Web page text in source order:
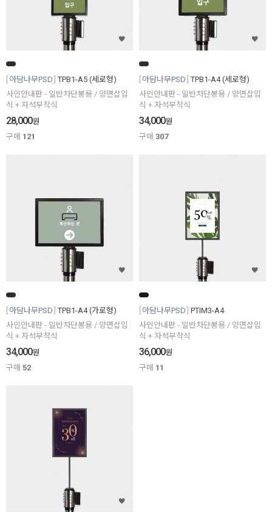
아담나무PSD TPB1-A5 (세로형)
사인안내판 - 일반차단봉용 / 양면삽입
식 + 자석부착식
28,000원
구매 121
아담나무PSD TPB1-A4 (세로형)
사인안내판 - 일반차단봉용 / 양면삽입
식 + 자석부착식
34,000원
구매 307
아담나무PSD TPB1-A4 (가로형)
사인안내판 - 일반차단봉용 / 양면삽입
식 + 자석부착식
34,000원
구매 52
아담나무PSD PTIM3-A4
사인안내판 - 일반차단봉용 / 양면삽입
식 + 자석부착식
36,000원
구매 11